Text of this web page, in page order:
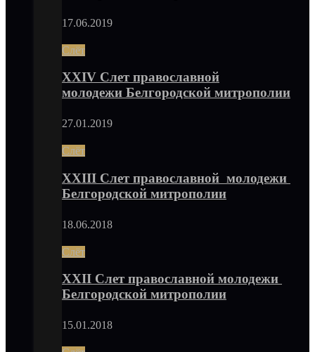
17.06.2019
Слёт
XXIV Слет православной
молодежи Белгородской митрополии
27.01.2019
Слёт
XXIII Слет православной молодежи
Белгородской митрополии
18.06.2018
Слёт
XXII Слет православной молодежи
Белгородской митрополии
15.01.2018